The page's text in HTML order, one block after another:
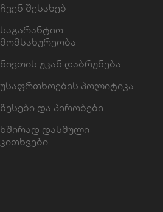
ჩვენ შესახებ
საგარანტიო
მომსახურეობა
ნივთის უკან დაბრუნება
უსაფრთხოების პოლიტიკა
წესები და პირობები
ხშირად დასმული
კითხვები